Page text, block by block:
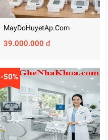
MayDoHuyetAp.com
39.000.000 đ
-50%